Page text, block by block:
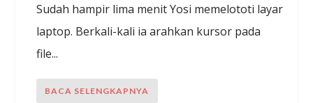
Sudah hampir lima menit Yosi memelototi layar
laptop. Berkali-kali ia arahkan kursor pada
file...
BACA SELENGKAPNYA